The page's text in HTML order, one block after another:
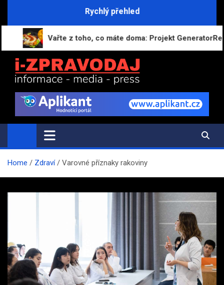
content
Rychlý přehled
Vařte z toho, co máte doma: Projekt
i-ZPRAVODAJ.CZ
Přehled zpráv, novinek a zajímavostí
Home Zdraví Varovné příznaky rakoviny